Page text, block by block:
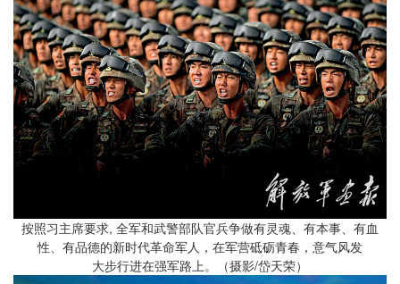
按照习主席要求, 全军和武警部队官兵争做有灵魂、有本事、有血
性、有品德的新时代革命军人，在军营砥砺青春，意气风发
大步行进在强军路上。（摄影/岱天荣）